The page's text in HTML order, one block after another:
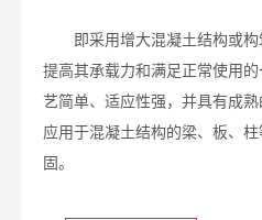
即采用增大混凝土结构或
提高其承载力和满足正常使用
艺简单、适应性强，并具有成
应用于混凝土结构的梁、板、
固。